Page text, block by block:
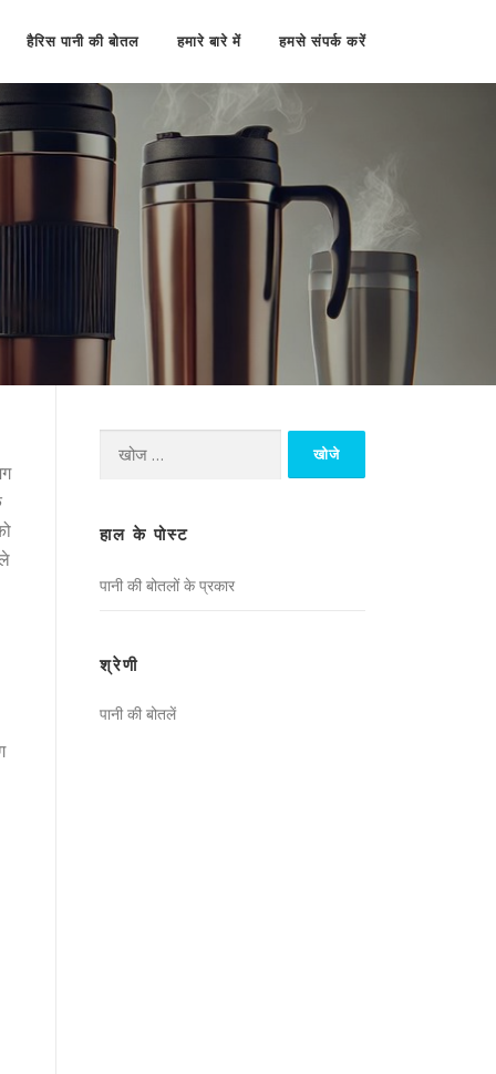
हैरिस पानी की बोतल हमारे बारे में हमसे संपर्क करें
निम्न
हाल के पोस्ट
पानी की बोतलों के प्रकार
श्रेणी
पानी की बोतलें